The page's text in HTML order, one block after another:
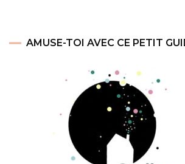
AMUSE-TOI AVEC CE PETIT